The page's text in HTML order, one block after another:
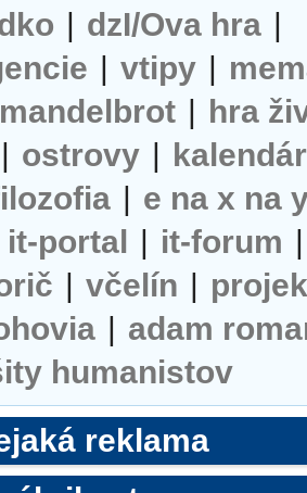
| dzI/Ova hra |
| vtipy |
mandelbrot | hra
| ostrovy | kalendár
| e na x na
it-portal | it-forum |
| včelín |
| adam
humanistov
reklama